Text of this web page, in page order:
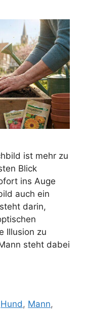
ist mehr zu
Blick
ins Auge
auch ein
darin,
Illusion zu
steht dabei
Hund, Mann,